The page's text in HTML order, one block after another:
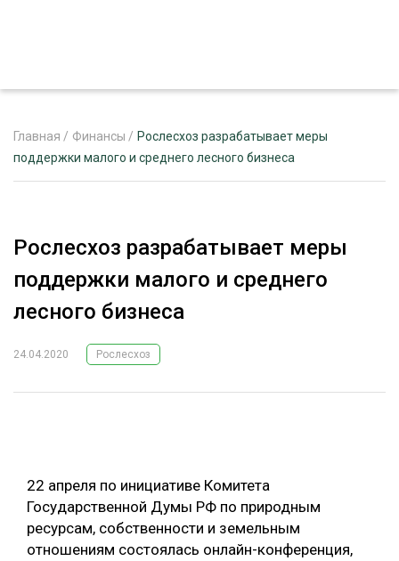
РЕКЛАМОДАТЕЛЯМ
ЛЕСНОЕ ХОЗЯЙСТВО
ЛЕСОЗАГОТОВКА
БИОЭНЕРГЕТИКА
ЛЕСОВОССТАНОВЛЕНИЕ И ЗАЩИТА
ЛОГИСТИКА
ТЕМАТИЧЕСКИЕ ПРОЕКТЫ
ЭКСПЕРТНОЕ МНЕНИЕ
Главная / Финансы / Рослесхоз разрабатывает меры
поддержки малого и среднего лесного бизнеса
Рослесхоз разрабатывает меры
поддержки малого и среднего
лесного бизнеса
24.04.2020 Рослесхоз
22 апреля по инициативе Комитета
Государственной Думы РФ по природным
ресурсам, собственности и земельным
отношениям состоялась онлайн-конференция,